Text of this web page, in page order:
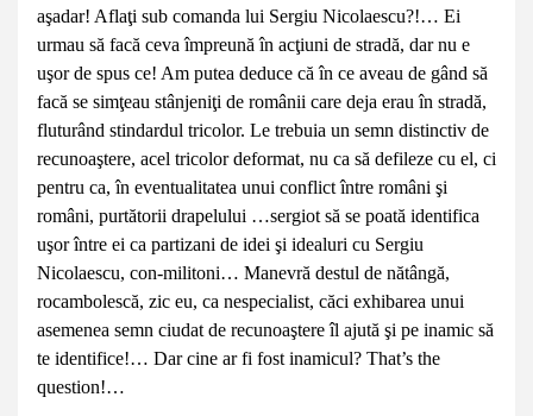
aşadar! Aflaţi sub comanda lui Sergiu Nicolaescu?!… Ei
urmau să facă ceva împreună în acţiuni de stradă, dar nu e
uşor de spus ce! Am putea deduce că în ce aveau de gând să
facă se simţeau stânjeniţi de românii care deja erau în stradă,
fluturând stindardul tricolor. Le trebuia un semn distinctiv de
recunoaştere, acel tricolor deformat, nu ca să defileze cu el, ci
pentru ca, în eventualitatea unui conflict între români şi
români, purtătorii drapelului …sergiot să se poată identifica
uşor între ei ca partizani de idei şi idealuri cu Sergiu
Nicolaescu, con-militoni… Manevră destul de nătângă,
rocambolescă, zic eu, ca nespecialist, căci exhibarea unui
asemenea semn ciudat de recunoaştere îl ajută şi pe inamic să
te identifice!… Dar cine ar fi fost inamicul? That’s the
question!…